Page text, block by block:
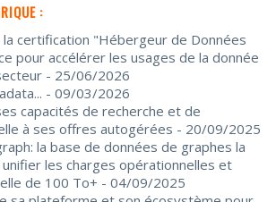
:
certification "Hébergeur de Données
pour accélérer les usages de la donnée
- 25/06/2026
- 09/03/2026
capacités de recherche et de
à ses offres autogérées - 20/09/2025
la base de données de graphes la
les charges opérationnelles et
de 100 To+ - 04/09/2025